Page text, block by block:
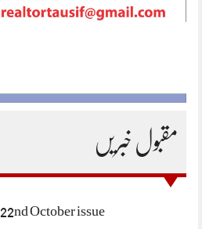
مقبول خبریں
22nd October issue